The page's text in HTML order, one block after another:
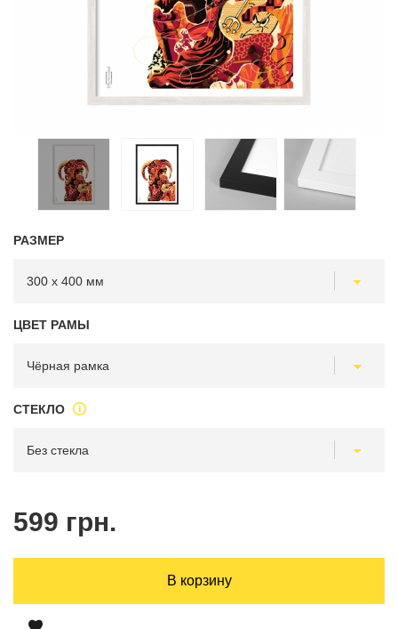
РАЗМЕР
ЦВЕТ РАМЫ
СТЕКЛО
599 грн.
В корзину